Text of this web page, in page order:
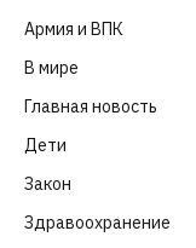
Армия и ВПК
В мире
Главная новость
Дети
Закон
Здравоохранение